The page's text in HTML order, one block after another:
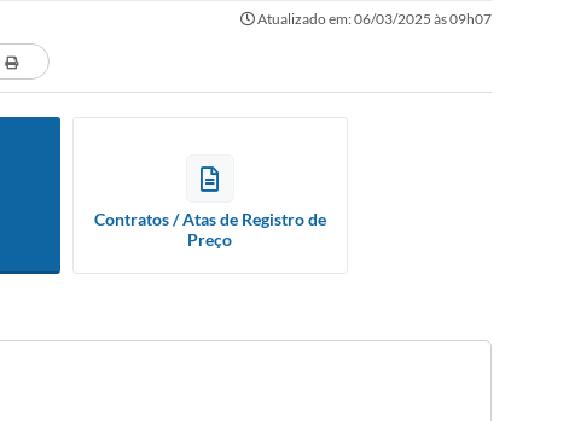
Atualizado em: 06/03/2025 às 09h07
Contratos / Atas de Registro de
Preço